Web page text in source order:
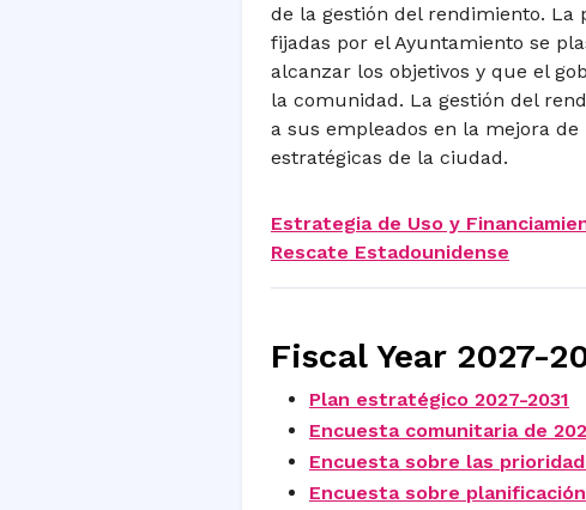
de la gestión del rendimiento. La
fijadas por el Ayuntamiento se
alcanzar los objetivos y que el
la comunidad. La gestión del
a sus empleados en la mejora
estratégicas de la ciudad.
Estrategia de Uso y
Rescate Estadounidense
Fiscal Year 2027-
Plan estratégico 2027-2031
Encuesta comunitaria de
Encuesta sobre las
Encuesta sobre